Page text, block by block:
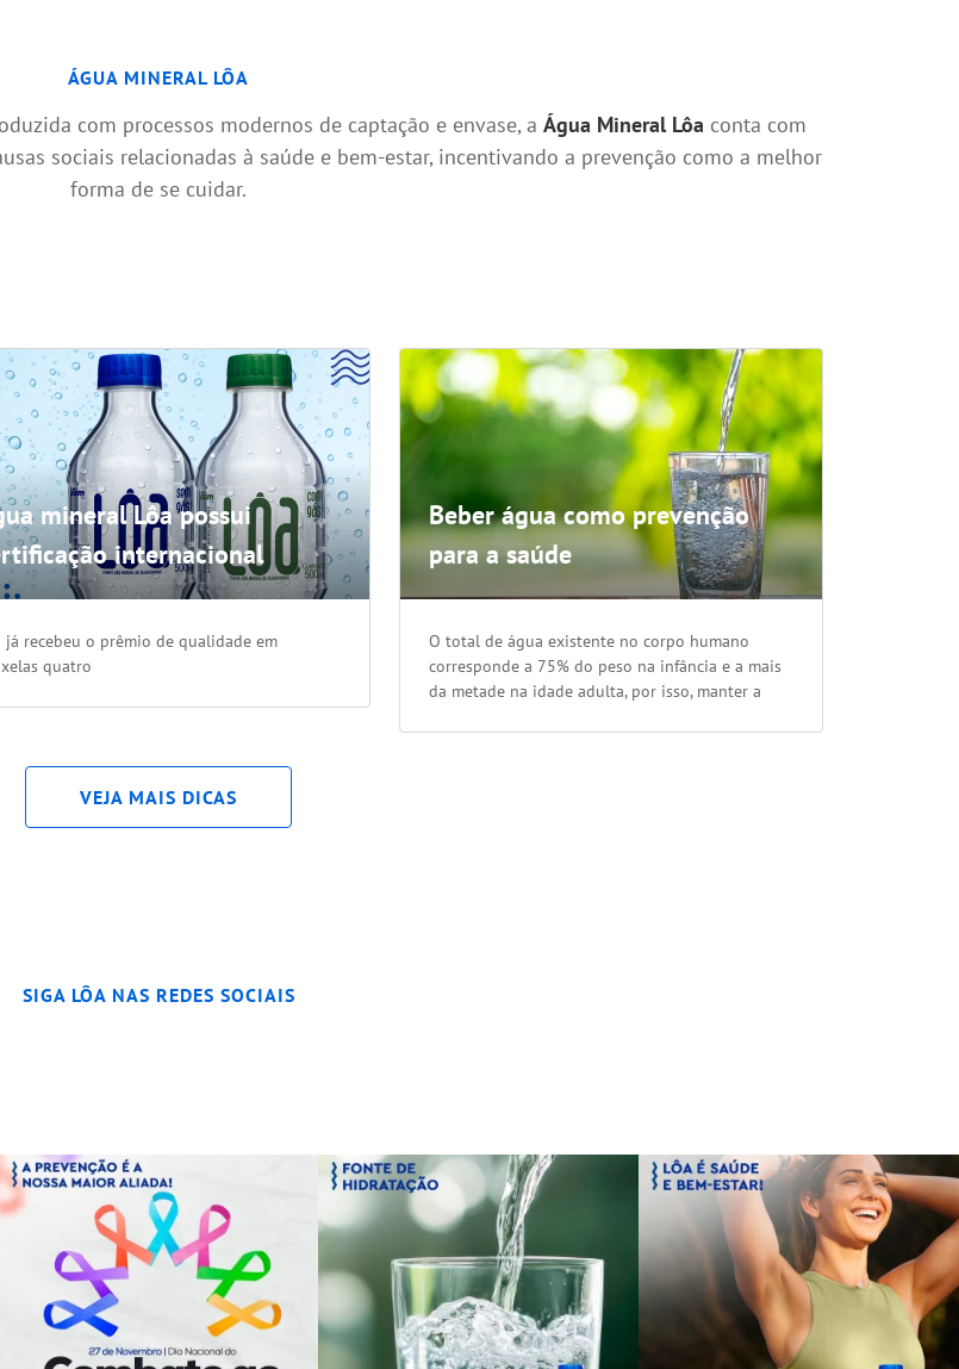
ÁGUA MINERAL LÔA
com processos modernos de captação e envase, a Água Mineral Lôa conta com
sociais relacionadas à saúde e bem-estar, incentivando a prevenção como a melhor
forma de se cuidar.
mineral Lôa possui
internacional
já recebeu o prêmio de qualidade em
quatro
Beber água como prevenção
para a saúde
O total de água existente no corpo humano
corresponde a 75% do peso na infância e a mais
da metade na idade adulta, por isso, manter a
VEJA MAIS DICAS
SIGA LÔA NAS REDES SOCIAIS